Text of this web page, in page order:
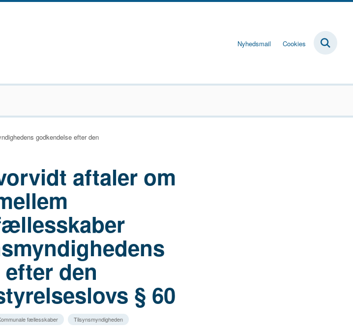
Nyhedsmail Cookies
godkendelse efter den
aftaler om
den
§ 60
fællesskaber Tilsynsmyndigheden